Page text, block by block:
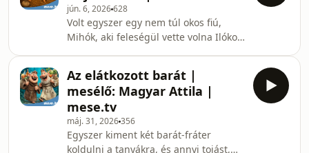
Mekkora tolvaj lett Jankóból? Erről
mesél Nektek Hajdú Steve. MESE TV
mesék, rajzfilmek gyerekeknek
Folyamatosan frissülő kínálatunkban
több mint 1000 rajzfilmet, mesefilmet,
bábfilmet,
jún. 6, 2026628
Volt egyszer egy nem túl okos fiú,
Mihók, aki feleségül vette volna Ilókot,
Nektek Hajdú Steve. MESE TV mesék,
rajzfilmek gyerekeknek Folyamatosan
frissülő kínálatunkban több mint 1000
rajzfilmet, mesefilmet, bábfilmet,
láthatsz, gyerekdalokat, meséket,
Az elátkozott barát |
mesélő: Magyar Attila |
mese.tv
máj. 31, 2026356
Egyszer kiment két barát-fráter
koldulni a tanyákra, és annyi tojást,